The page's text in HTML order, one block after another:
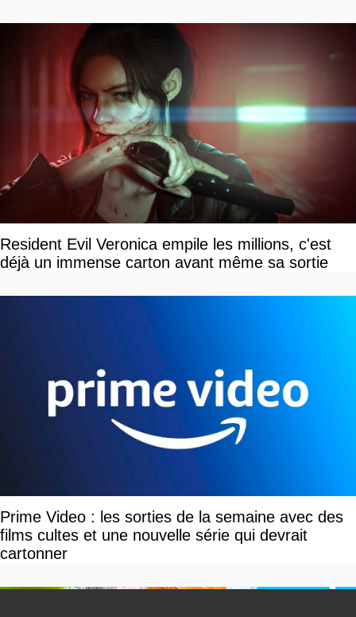
Resident Evil Veronica empile les millions, c'est
déjà un immense carton avant même sa sortie
Prime Video : les sorties de la semaine avec des
films cultes et une nouvelle série qui devrait
cartonner